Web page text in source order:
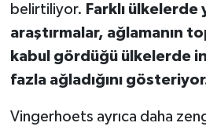
belirtiliyor. Farklı ülkelerde
araştırmalar, ağlamanın
kabul gördüğü ülkelerde
fazla ağladığını
Vingerhoets ayrıca daha